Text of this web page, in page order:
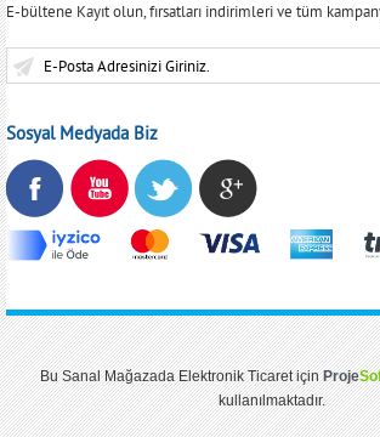
E-bültene Kayıt olun, fırsatları indirimleri ve tüm
Sosyal Medyada Biz
BuSanal MağazadaElektronik TicaretiçinProje
kullanılmaktadır.